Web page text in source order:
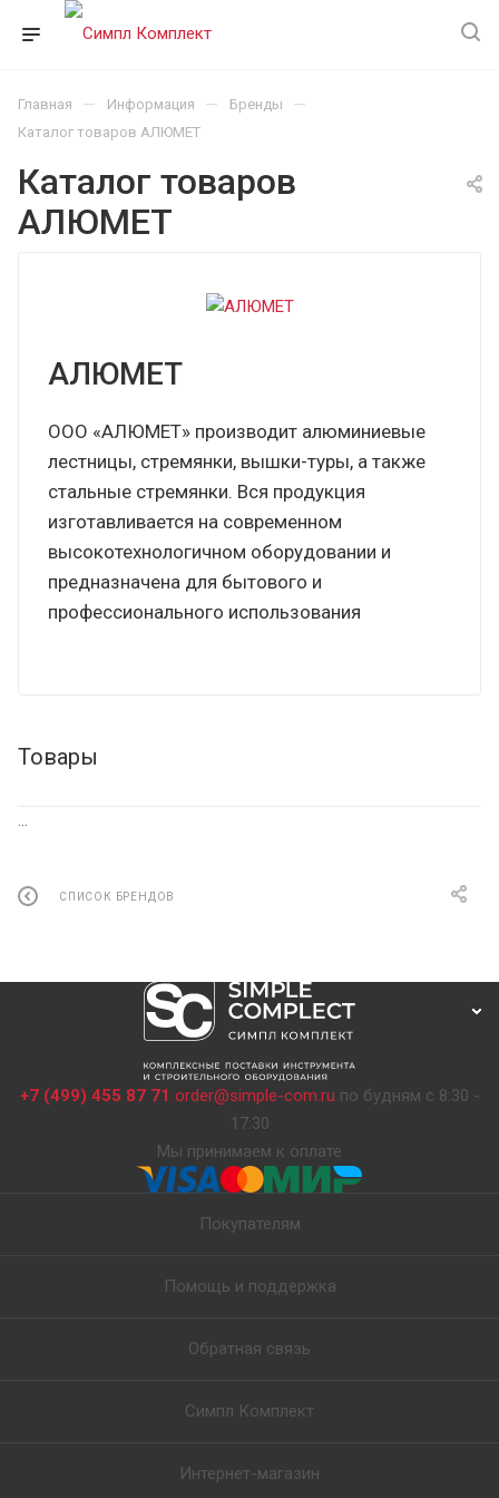
Главная — Информация — Бренды —
Каталог товаров АЛЮМЕТ
Каталог товаров
АЛЮМЕТ
АЛЮМЕТ
ООО «АЛЮМЕТ» производит алюминиевые
лестницы, стремянки, вышки-туры, а также
стальные стремянки. Вся продукция
изготавливается на современном
высокотехнологичном оборудовании и
предназначена для бытового и
профессионального использования
Товары
СПИСОК БРЕНДОВ
+7 (499) 455 87 71 order@simple-com.ru по будням с 8:30 -
17:30
Мы принимаем к оплате
Покупателям
Помощь и поддержка
Обратная связь
Симпл Комплект
Интернет-магазин